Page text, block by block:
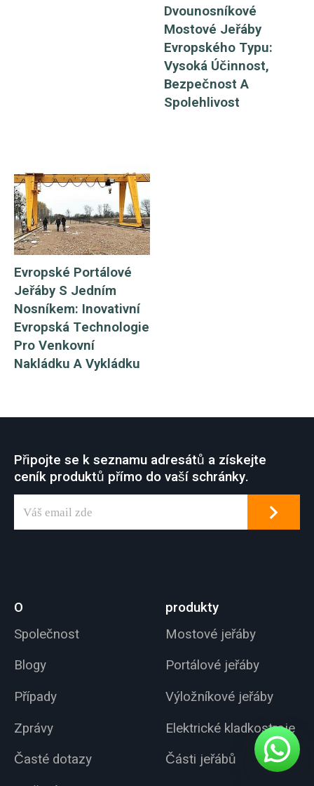
Dvounosníkové
Mostové Jeřáby
Evropského Typu:
Vysoká Účinnost,
Bezpečnost A
Spolehlivost
Evropské Portálové
Jeřáby S Jedním
Nosníkem: Inovativní
Evropská Technologie
Pro Venkovní
Nakládku A Vykládku
Připojte se k seznamu adresátů a získejte
ceník produktů přímo do vaší schránky.
O
Společnost
Blogy
Případy
Zprávy
Časté dotazy
produkty
Mostové jeřáby
Portálové jeřáby
Výložníkové jeřáby
Elektrické kladkostroje
Části jeřábů